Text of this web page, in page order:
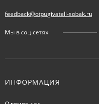
feedback@otpugivateli-sobak.ru
Мы в соц.сетях
ИНФОРМАЦИЯ